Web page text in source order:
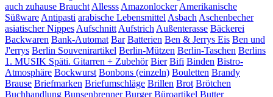
auch zuhause Braucht Allesss Amazonlocker Amerikanische
Süßware Antipasti arabische Lebensmittel Asbach Aschenbecher
asiatischer Nippes Aufschnitt Aufstrich Außenterasse Bäckerei
Backwaren Bank-Automat Bar Batterien Ben & Jerrys Eis Ben und
J'errys Berlin Souvenirartikel Berlin-Mützen Berlin-Taschen Berlins
1. MUSIK Späti. Gitarren + Zubehör Bier Bifi Binden Bistro-
Atmosphäre Bockwurst Bonbons (einzeln) Bouletten Brandy
Brause Briefmarken Briefumschläge Brillen Brot Brötchen
Buchhandlung Bunsenbrenner Burger Büroartikel Butter